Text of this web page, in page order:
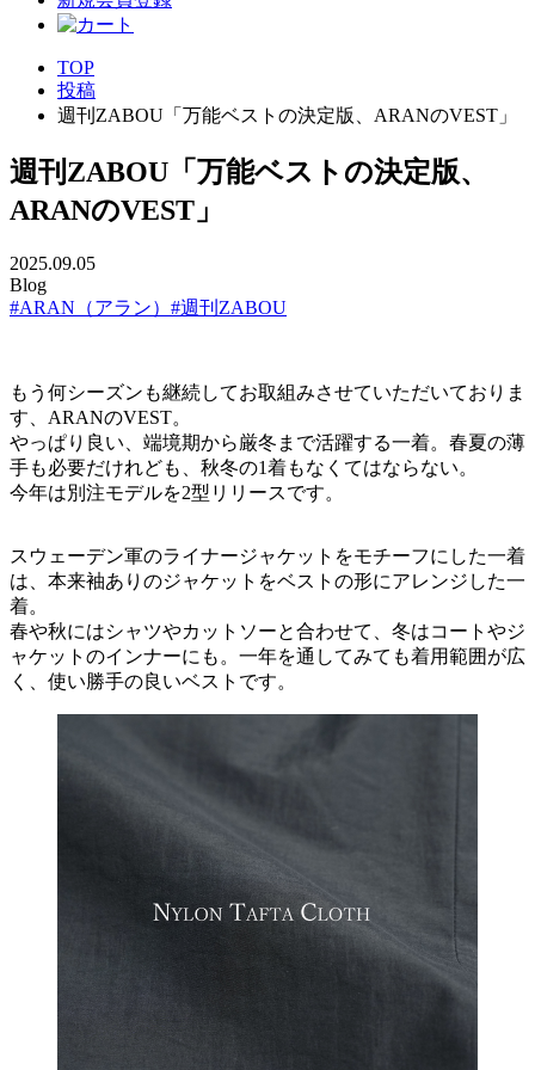
TOP
投稿
週刊ZABOU「万能ベストの決定版、ARANのVEST」
週刊ZABOU「万能ベストの決定版、
ARANのVEST」
2025.09.05
Blog
#ARAN（アラン） #週刊ZABOU
もう何シーズンも継続してお取組みさせていただいておりま
す、ARANのVEST。
やっぱり良い、端境期から厳冬まで活躍する一着。春夏の薄
手も必要だけれども、秋冬の1着もなくてはならない。
今年は別注モデルを2型リリースです。
スウェーデン軍のライナージャケットをモチーフにした一着
は、本来袖ありのジャケットをベストの形にアレンジした一
着。
春や秋にはシャツやカットソーと合わせて、冬はコートやジ
ャケットのインナーにも。一年を通してみても着用範囲が広
く、使い勝手の良いベストです。